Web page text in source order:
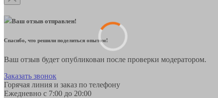
Ваш отзыв отправлен!
Спасибо, что решили поделиться опытом!
Ваш отзыв будет опубликован после проверки модератором.
Заказать звонок
Горячая линия и заказ по телефону
Ежедневно с 7:00 до 20:00